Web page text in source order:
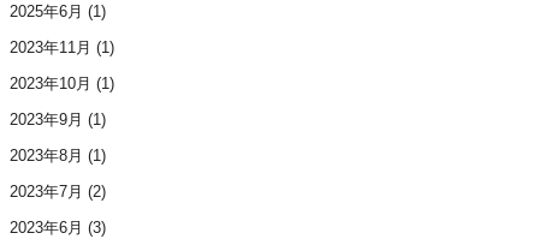
2025年6月 (1)
2023年11月 (1)
2023年10月 (1)
2023年9月 (1)
2023年8月 (1)
2023年7月 (2)
2023年6月 (3)